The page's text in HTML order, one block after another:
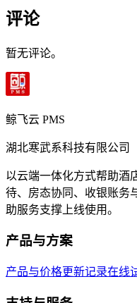
评论
暂无评论。
鲸飞云 PMS
湖北寒武系科技有限公司
以云端一体化方式帮助酒
待、房态协同、收银账务
助服务支撑上线使用。
产品与方案
产品与价格更新记录在线